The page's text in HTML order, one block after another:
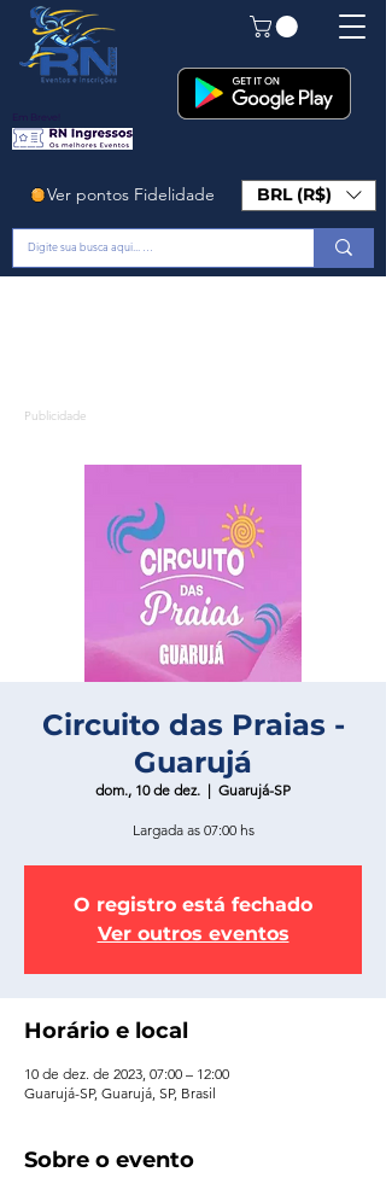
Em Breve!
Ver pontos Fidelidade BRL (R$)
Publicidade
Circuito das Praias -
Guarujá
dom., 10 de dez.
  |
Guarujá-SP
Largada as 07:00 hs
O registro está fechado
Ver outros eventos
Horário e local
10 de dez. de 2023, 07:00 – 12:00
Guarujá-SP, Guarujá, SP, Brasil
Sobre o evento